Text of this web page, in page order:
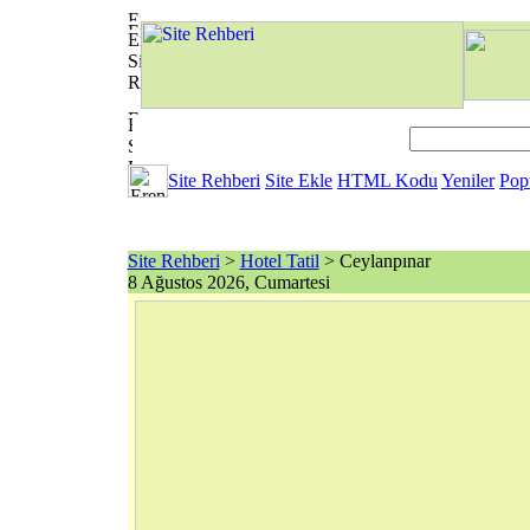
Site Rehberi Site Ekle HTML Kodu Yeniler
Site Rehberi > Hotel Tatil > Ceylanpınar
8 Ağustos 2026, Cumartesi